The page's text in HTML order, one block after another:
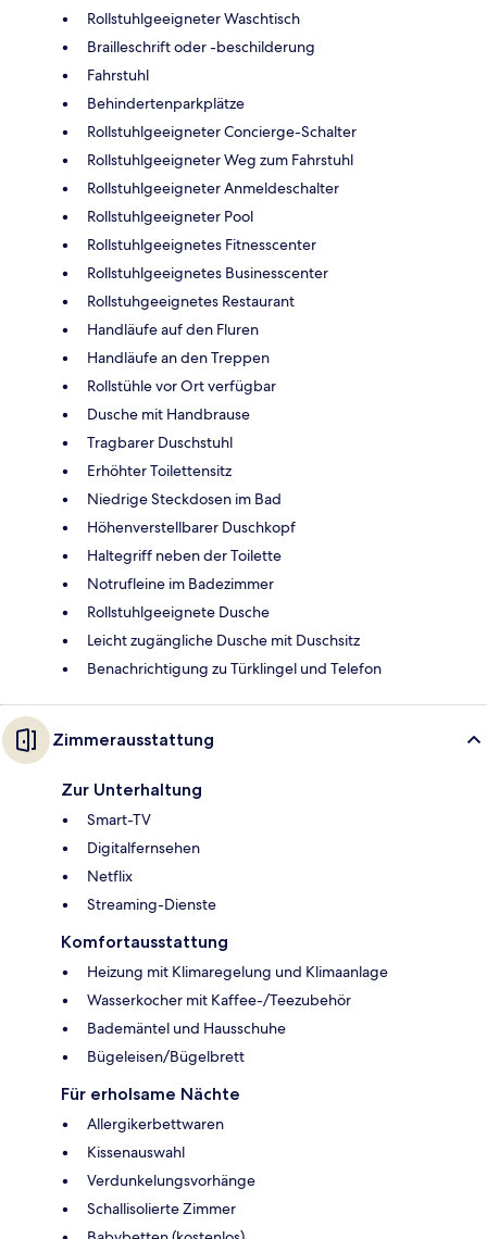
Rollstuhlgeeigneter Waschtisch
Brailleschrift oder -beschilderung
Fahrstuhl
Behindertenparkplätze
Rollstuhlgeeigneter Concierge-Schalter
Rollstuhlgeeigneter Weg zum Fahrstuhl
Rollstuhlgeeigneter Anmeldeschalter
Rollstuhlgeeigneter Pool
Rollstuhlgeeignetes Fitnesscenter
Rollstuhlgeeignetes Businesscenter
Rollstuhgeeignetes Restaurant
Handläufe auf den Fluren
Handläufe an den Treppen
Rollstühle vor Ort verfügbar
Dusche mit Handbrause
Tragbarer Duschstuhl
Erhöhter Toilettensitz
Niedrige Steckdosen im Bad
Höhenverstellbarer Duschkopf
Haltegriff neben der Toilette
Notrufleine im Badezimmer
Rollstuhlgeeignete Dusche
Leicht zugängliche Dusche mit Duschsitz
Benachrichtigung zu Türklingel und Telefon
Zimmerausstattung
Zur Unterhaltung
Smart-TV
Digitalfernsehen
Netflix
Streaming-Dienste
Komfortausstattung
Heizung mit Klimaregelung und Klimaanlage
Wasserkocher mit Kaffee-/Teezubehör
Bademäntel und Hausschuhe
Bügeleisen/Bügelbrett
Für erholsame Nächte
Allergikerbettwaren
Kissenauswahl
Verdunkelungsvorhänge
Schallisolierte Zimmer